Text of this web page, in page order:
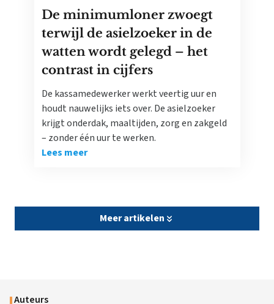
De minimumloner zwoegt
terwijl de asielzoeker in de
watten wordt gelegd – het
contrast in cijfers
De kassamedewerker werkt veertig uur en
houdt nauwelijks iets over. De asielzoeker
krijgt onderdak, maaltijden, zorg en zakgeld
– zonder één uur te werken.
Lees meer
Meer artikelen
Auteurs